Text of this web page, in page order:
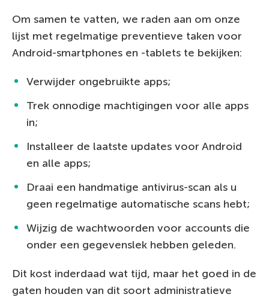
Om samen te vatten, we raden aan om onze
lijst met regelmatige preventieve taken voor
Android-smartphones en -tablets te bekijken:
Verwijder ongebruikte apps;
Trek onnodige machtigingen voor alle apps
in;
Installeer de laatste updates voor Android
en alle apps;
Draai een handmatige antivirus-scan als u
geen regelmatige automatische scans hebt;
Wijzig de wachtwoorden voor accounts die
onder een gegevenslek hebben geleden.
Dit kost inderdaad wat tijd, maar het goed in de
gaten houden van dit soort administratieve